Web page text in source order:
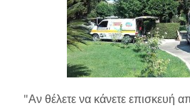
"Αν θέλετε να κάνετε επισκευή